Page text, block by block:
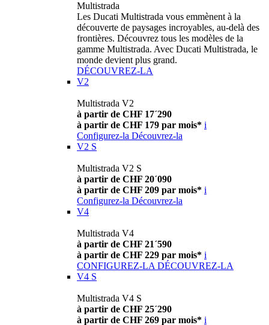
Multistrada
Les Ducati Multistrada vous emmènent à la
découverte de paysages incroyables, au-delà des
frontières. Découvrez tous les modèles de la
gamme Multistrada. Avec Ducati Multistrada, le
monde devient plus grand.
DÉCOUVREZ-LA
V2
Multistrada V2
à partir de CHF 17´290
à partir de CHF 179 par mois* i
Configurez-la Découvrez-la
V2 S
Multistrada V2 S
à partir de CHF 20´090
à partir de CHF 209 par mois* i
Configurez-la Découvrez-la
V4
Multistrada V4
à partir de CHF 21´590
à partir de CHF 229 par mois* i
CONFIGUREZ-LA DÉCOUVREZ-LA
V4 S
Multistrada V4 S
à partir de CHF 25´290
à partir de CHF 269 par mois* i